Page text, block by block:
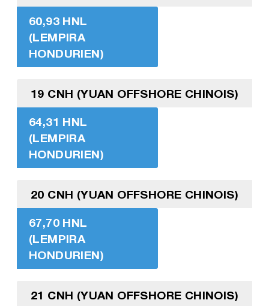
60,93 HNL
(LEMPIRA
HONDURIEN)
19 CNH (YUAN OFFSHORE CHINOIS)
64,31 HNL
(LEMPIRA
HONDURIEN)
20 CNH (YUAN OFFSHORE CHINOIS)
67,70 HNL
(LEMPIRA
HONDURIEN)
21 CNH (YUAN OFFSHORE CHINOIS)